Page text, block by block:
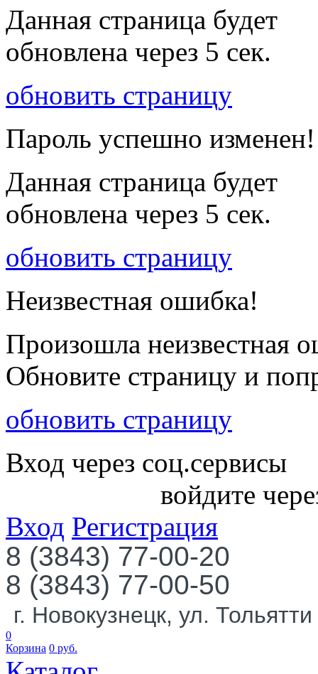
Данная страница будет
обновлена через 5 сек.
обновить страницу
Пароль успешно изменен!
Данная страница будет
обновлена через 5 сек.
обновить страницу
Неизвестная ошибка!
Произошла неизвестная
Обновите страницу и
обновить страницу
Вход через соц.сервисы
войдите
Вход Регистрация
8 (3843) 77-00-20
8 (3843) 77-00-50
г. Новокузнецк, ул.
0
Корзина 0 руб.